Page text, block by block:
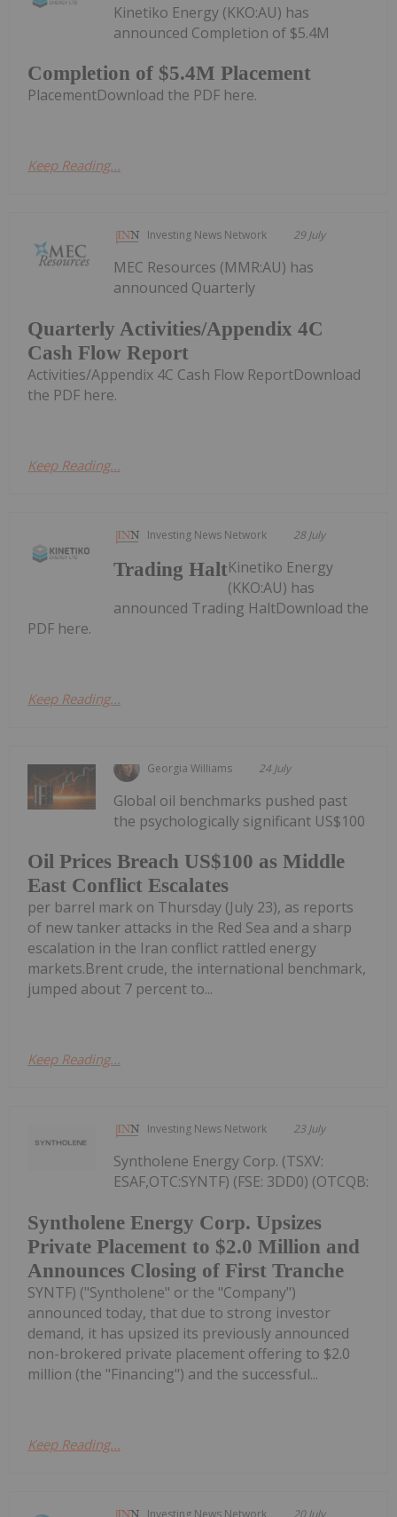
Completion of $5.4M Placement
Kinetiko Energy (KKO:AU) has
announced Completion of $5.4M
PlacementDownload the PDF here.
Keep Reading...
Investing News Network 29 July
Quarterly Activities/Appendix 4C
Cash Flow Report
MEC Resources (MMR:AU) has
announced Quarterly
Activities/Appendix 4C Cash Flow ReportDownload
the PDF here.
Keep Reading...
Investing News Network 28 July
Trading HaltKinetiko Energy
(KKO:AU) has
announced Trading HaltDownload the
PDF here.
Keep Reading...
Georgia Williams 24 July
Oil Prices Breach US$100 as Middle
East Conflict Escalates
Global oil benchmarks pushed past
the psychologically significant US$100
per barrel mark on Thursday (July 23), as reports
of new tanker attacks in the Red Sea and a sharp
escalation in the Iran conflict rattled energy
markets.Brent crude, the international benchmark,
jumped about 7 percent to...
Keep Reading...
Investing News Network 23 July
Syntholene Energy Corp. Upsizes
Private Placement to $2.0 Million and
Announces Closing of First Tranche
Syntholene Energy Corp. (TSXV:
ESAF,OTC:SYNTF) (FSE: 3DD0) (OTCQB:
SYNTF) ("Syntholene" or the "Company")
announced today, that due to strong investor
demand, it has upsized its previously announced
non-brokered private placement offering to $2.0
million (the "Financing") and the successful...
Keep Reading...
Investing News Network 20 July